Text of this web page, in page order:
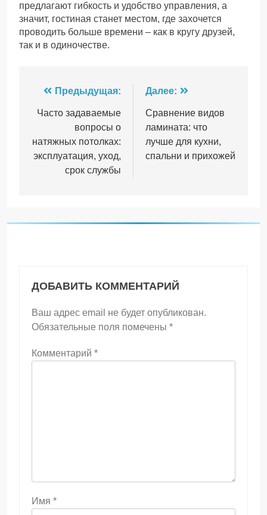
предлагают гибкость и удобство управления, а
значит, гостиная станет местом, где захочется
проводить больше времени – как в кругу друзей,
так и в одиночестве.
Навигация
по
записям
Предыдущая:
Часто задаваемые
вопросы о
натяжных потолках:
эксплуатация, уход,
срок службы
Далее:
Сравнение видов
ламината: что
лучше для кухни,
спальни и прихожей
ДОБАВИТЬ КОММЕНТАРИЙ
Ваш адрес email не будет опубликован.
Обязательные поля помечены *
Комментарий *
Имя *